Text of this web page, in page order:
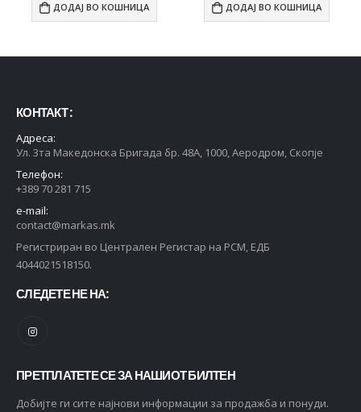
ДОДАЈ ВО КОШНИЦА ДОДАЈ ВО КОШНИЦА
КОНТАКТ :
Адреса:
Ул. 3та Македонска Бригада бр. 48А, 1000, Аеродром, Скопје
Телефон:
+389 70 281 715
e-mail:
contact@markas.mk
Регистриран во Централен Регистар на РСМ, ЕДБ
4044021518150.
СЛЕДЕТЕ НЕ НА:
ПРЕТПЛАТЕТЕ СЕ ЗА НАШИОТ БИЛТЕН
Добијте ги сите најнови информации за продажба и понуди.